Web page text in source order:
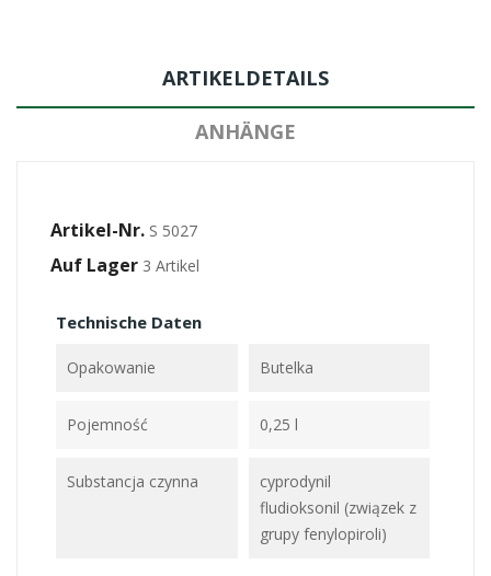
ARTIKELDETAILS
ANHÄNGE
Artikel-Nr. S 5027
Auf Lager 3 Artikel
Technische Daten
Opakowanie Butelka
Pojemność 0,25 l
Substancja czynna
cyprodynil
fludioksonil (związek z
grupy fenylopiroli)